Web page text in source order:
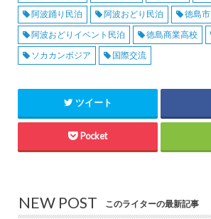
阿波踊り民泊
阿波おどり民泊
徳島市
阿波おどりイベント民泊
徳島商業高校
ソカカンボジア
国際交流
ツイート
Pocket
NEW POST このライターの最新記事